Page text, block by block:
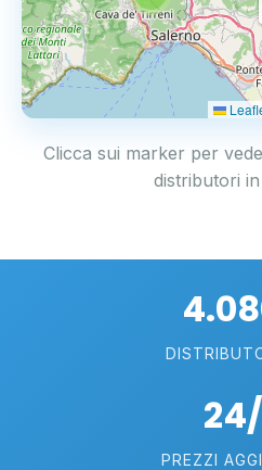
Clicca sui marker per
distributori
PREZZI